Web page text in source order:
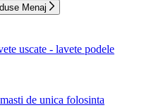
Menaj
uscate - lavete podele
de unica folosinta